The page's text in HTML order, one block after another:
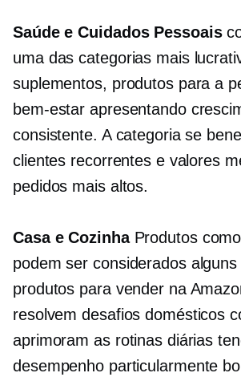
Saúde e Cuidados Pessoais
uma das categorias mais
suplementos, produtos para a
bem-estar apresentando
consistente. A categoria se
clientes recorrentes e valores
pedidos mais altos.
Casa e CozinhaProdutos
podem ser considerados
produtos para vender na
resolvem desafios domésticos
aprimoram as rotinas diárias
desempenho particularmente